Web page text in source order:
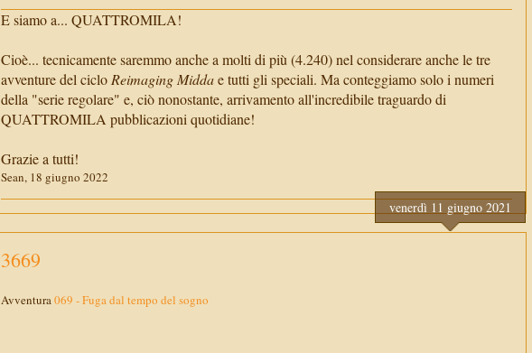
E siamo a... QUATTROMILA!
Cioè... tecnicamente saremmo anche a molti di più (4.240) nel considerare anche le tre
avventure del cicloReimaging Middae tutti gli speciali. Ma conteggiamo solo i numeri
della "serie regolare" e, ciò nonostante, arrivamento all'incredibile traguardo di
QUATTROMILA pubblicazioni quotidiane!
Grazie a tutti!
Sean, 18 giugno 2022
venerdì 11 giugno 2021
3669
Avventura069 - Fuga dal tempo del sogno